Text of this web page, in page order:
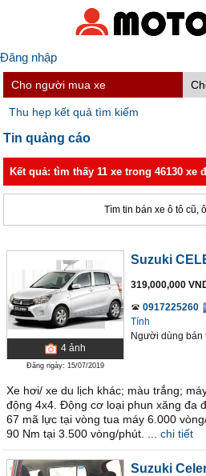
Đăng nhập
Cho người mua xe
Thu hẹp kết quả tìm kiếm
Tin quảng cáo
Kết quả: tìm thấy 11 xe trong 46130 xe
Tìm tin bán xe ô tô cũ,
4 ảnh
Đăng ngày: 15/07/2019
Suzuki
319,000,000
0917225260
Tính
Người dùng bán
Xe hơi/ xe du lịch khác; màu trắng;
động 4x4. Động cơ loại phun xăng đa
67 mã lực tại vòng tua máy 6.000
90 Nm tại 3.500 vòng/phút. ...
chi tiết
Suzuki